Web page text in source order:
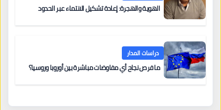
الهوية والهجرة: إعادة تشكيل الانتماء عبر الحدود
دراسات المدار
ما فرص نجاح أي مفاوضات مباشرة بين أوروبا وروسيا؟